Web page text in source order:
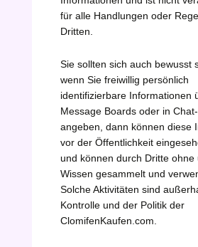
für alle Handlungen oder
Dritten.
Sie sollten sich auch bewusst
wenn Sie freiwillig persönlich
identifizierbare Informationen
Message Boards oder in
angeben, dann können diese
vor der Öffentlichkeit
und können durch Dritte ohne
Wissen gesammelt und
Solche Aktivitäten sind
Kontrolle und der Politik der
ClomifenKaufen.com.